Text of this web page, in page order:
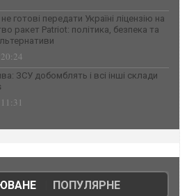
готові передати Україні ліцензію на
ракет Patriot: політика, безпека та
ЗСУ добомблять і всі інші склади
| ПОПУЛЯРНЕ